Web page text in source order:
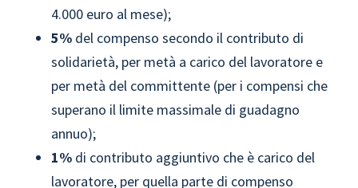
4.000 euro al mese);
5% del compenso secondo il contributo di
solidarietà, per metà a carico del lavoratore e
per metà del committente (per i compensi che
superano il limite massimale di guadagno
annuo);
1% di contributo aggiuntivo che è carico del
lavoratore, per quella parte di compenso